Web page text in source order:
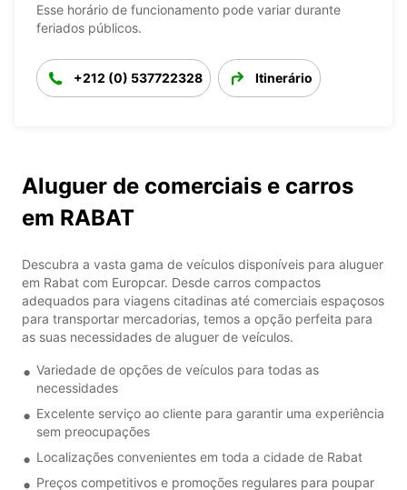
Esse horário de funcionamento pode variar durante
feriados públicos.
+212 (0) 537722328 Itinerário
Aluguer de comerciais e carros
em RABAT
Descubra a vasta gama de veículos disponíveis para aluguer
em Rabat com Europcar. Desde carros compactos
adequados para viagens citadinas até comerciais espaçosos
para transportar mercadorias, temos a opção perfeita para
as suas necessidades de aluguer de veículos.
Variedade de opções de veículos para todas as
necessidades
Excelente serviço ao cliente para garantir uma experiência
sem preocupações
Localizações convenientes em toda a cidade de Rabat
Preços competitivos e promoções regulares para poupar